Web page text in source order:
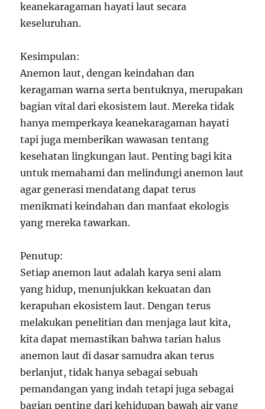
keanekaragaman hayati laut secara
keseluruhan.
Kesimpulan:
Anemon laut, dengan keindahan dan
keragaman warna serta bentuknya, merupakan
bagian vital dari ekosistem laut. Mereka tidak
hanya memperkaya keanekaragaman hayati
tapi juga memberikan wawasan tentang
kesehatan lingkungan laut. Penting bagi kita
untuk memahami dan melindungi anemon laut
agar generasi mendatang dapat terus
menikmati keindahan dan manfaat ekologis
yang mereka tawarkan.
Penutup:
Setiap anemon laut adalah karya seni alam
yang hidup, menunjukkan kekuatan dan
kerapuhan ekosistem laut. Dengan terus
melakukan penelitian dan menjaga laut kita,
kita dapat memastikan bahwa tarian halus
anemon laut di dasar samudra akan terus
berlanjut, tidak hanya sebagai sebuah
pemandangan yang indah tetapi juga sebagai
bagian penting dari kehidupan bawah air yang